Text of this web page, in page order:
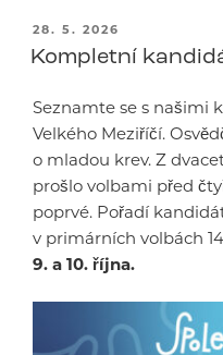
PUBLIKOVÁNO
28. 5. 2026
Kompletní
Seznamte se s našimi
Velkého Meziříčí.
o mladou krev. Z
prošlo volbami před
poprvé. Pořadí
v primárních volbách
9. a 10. října.